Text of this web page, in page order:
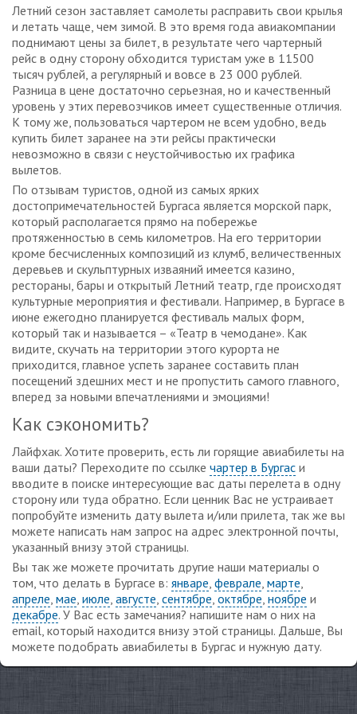
Летний сезон заставляет самолеты расправить свои крылья
и летать чаще, чем зимой. В это время года авиакомпании
поднимают цены за билет, в результате чего чартерный
рейс в одну сторону обходится туристам уже в 11500
тысяч рублей, а регулярный и вовсе в 23 000 рублей.
Разница в цене достаточно серьезная, но и качественный
уровень у этих перевозчиков имеет существенные отличия.
К тому же, пользоваться чартером не всем удобно, ведь
купить билет заранее на эти рейсы практически
невозможно в связи с неустойчивостью их графика
вылетов.
По отзывам туристов, одной из самых ярких
достопримечательностей Бургаса является морской парк,
который располагается прямо на побережье
протяженностью в семь километров. На его территории
кроме бесчисленных композиций из клумб, величественных
деревьев и скульптурных изваяний имеется казино,
рестораны, бары и открытый Летний театр, где происходят
культурные мероприятия и фестивали. Например, в Бургасе в
июне ежегодно планируется фестиваль малых форм,
который так и называется – «Театр в чемодане». Как
видите, скучать на территории этого курорта не
приходится, главное успеть заранее составить план
посещений здешних мест и не пропустить самого главного,
вперед за новыми впечатлениями и эмоциями!
Как сэкономить?
Лайфхак. Хотите проверить, есть ли горящие авиабилеты на
ваши даты? Переходите по ссылке чартер в Бургас и
вводите в поиске интересующие вас даты перелета в одну
сторону или туда обратно. Если ценник Вас не устраивает
попробуйте изменить дату вылета и/или прилета, так же вы
можете написать нам запрос на адрес электронной почты,
указанный внизу этой страницы.
Вы так же можете прочитать другие наши материалы о
том, что делать в Бургасе в: январе, феврале, марте,
апреле, мае, июле, августе, сентябре, октябре, ноябре и
декабре. У Вас есть замечания? напишите нам о них на
email, который находится внизу этой страницы. Дальше, Вы
можете подобрать авиабилеты в Бургас и нужную дату.